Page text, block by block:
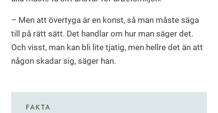
– Men att övertyga är en konst, så man måste säga
till på rätt sätt. Det handlar om hur man säger det.
Och visst, man kan bli lite tjatig, men hellre det än att
någon skadar sig, säger han.
FAKTA